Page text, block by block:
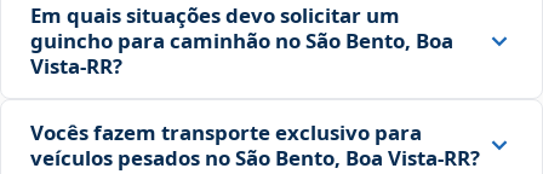
Em quais situações devo solicitar um
guincho para caminhão no São Bento, Boa
Vista‑RR?
Vocês fazem transporte exclusivo para
veículos pesados no São Bento, Boa Vista‑RR?